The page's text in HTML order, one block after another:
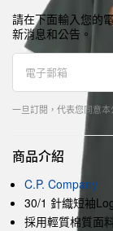
請在下面輸入您的
新消息和公告。
一旦訂閱，代表您同意本
商品介紹
C.P. Company
30/1 針織短袖
採用輕質棉質面